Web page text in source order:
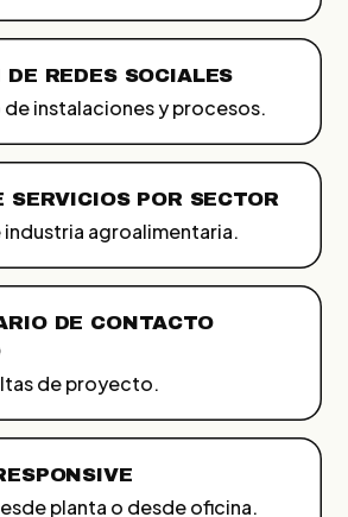
DE REDES SOCIALES
instalaciones y procesos.
SERVICIOS POR SECTOR
industria agroalimentaria.
DE CONTACTO
de proyecto.
planta o desde oficina.